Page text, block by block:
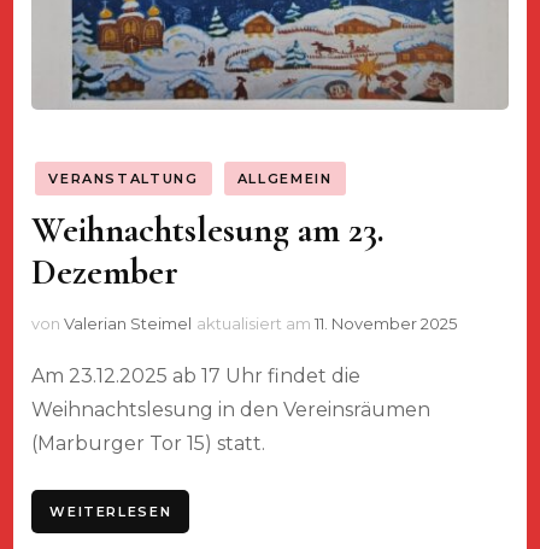
VERANSTALTUNG ALLGEMEIN
Weihnachtslesung am 23.
Dezember
vonValerian Steimel aktualisiert am11. November 2025
Am 23.12.2025 ab 17 Uhr findet die
Weihnachtslesung in den Vereinsräumen
(Marburger Tor 15) statt.
WEITERLESEN